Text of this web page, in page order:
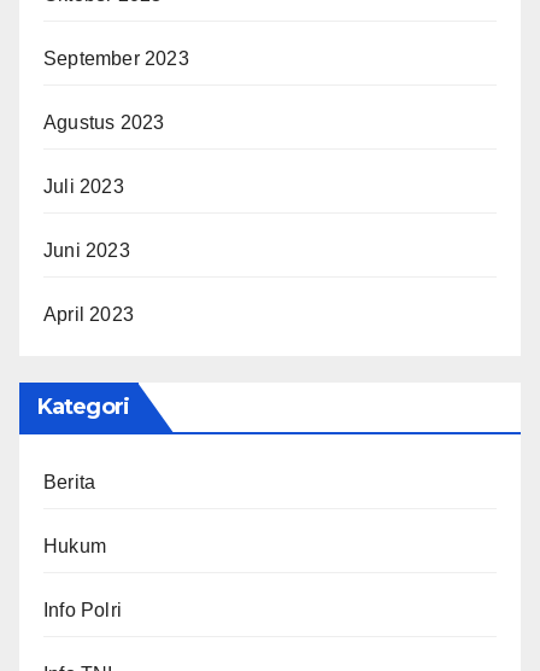
September 2023
Agustus 2023
Juli 2023
Juni 2023
April 2023
Kategori
Berita
Hukum
Info Polri